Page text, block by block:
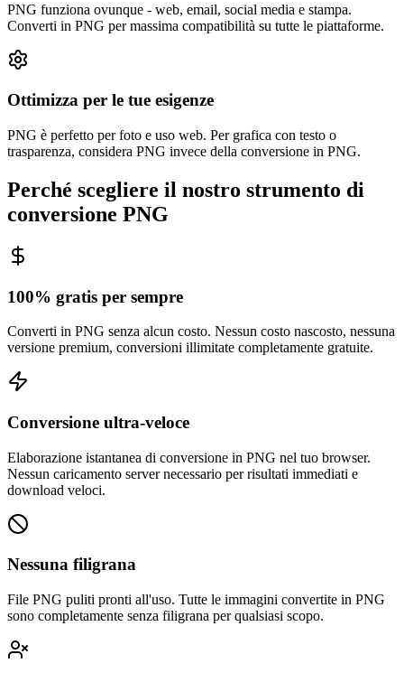
PNG funziona ovunque - web, email, social media e stampa.
Converti in PNG per massima compatibilità su tutte le piattaforme.
Ottimizza per le tue esigenze
PNG è perfetto per foto e uso web. Per grafica con testo o
trasparenza, considera PNG invece della conversione in PNG.
Perché scegliere il nostro strumento di
conversione PNG
100% gratis per sempre
Converti in PNG senza alcun costo. Nessun costo nascosto, nessuna
versione premium, conversioni illimitate completamente gratuite.
Conversione ultra-veloce
Elaborazione istantanea di conversione in PNG nel tuo browser.
Nessun caricamento server necessario per risultati immediati e
download veloci.
Nessuna filigrana
File PNG puliti pronti all'uso. Tutte le immagini convertite in PNG
sono completamente senza filigrana per qualsiasi scopo.